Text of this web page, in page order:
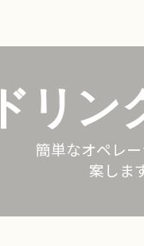
ドリ
簡単なオペレ
案しま